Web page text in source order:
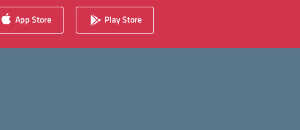
App Store Play Store